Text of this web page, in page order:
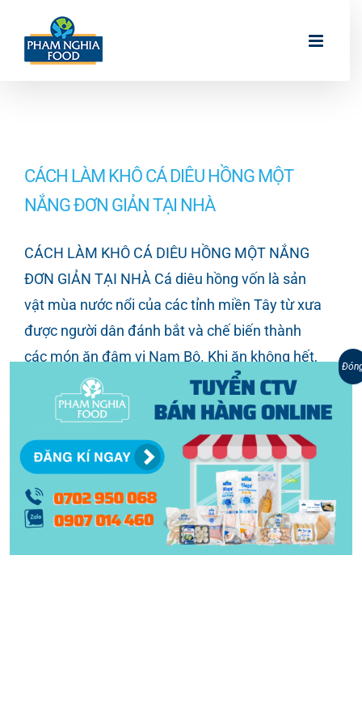
content
CÁCH LÀM KHÔ CÁ DIÊU HỒNG MỘT
NẮNG ĐƠN GIẢN TẠI NHÀ
CÁCH LÀM KHÔ CÁ DIÊU HỒNG MỘT NẮNG
ĐƠN GIẢN TẠI NHÀ Cá diêu hồng vốn là sản
vật mùa nước nổi của các tỉnh miền Tây từ xưa
được người dân đánh bắt và chế biến thành
các món ăn đậm vị Nam Bộ. Khi ăn không hết,
bà con nông dân lựa chọn ướp muối rồi đem
phơi thành khô để dành. Lâu dần, cách làm khô
cá diêu hồng một nắng với kỹ thuật tẩm ướp
công phu hơn được phát triển và trở thành đặc
sản độc đáo như ngày nay. Đặc sản khô cá
diêu hồng một nắng - Thơm ngon, đậm vị miền
Tây! Cách làm khô cá diêu hồng một nắng...